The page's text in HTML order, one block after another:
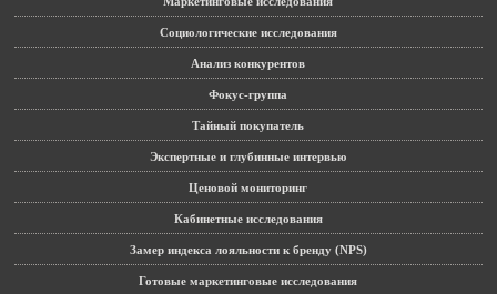
Социологические исследования
Анализ конкурентов
Фокус-группа
Тайный покупатель
Экспертные и глубинные интервью
Ценовой мониторинг
Кабинетные исследования
Замер индекса лояльности к бренду (NPS)
Готовые маркетинговые исследования